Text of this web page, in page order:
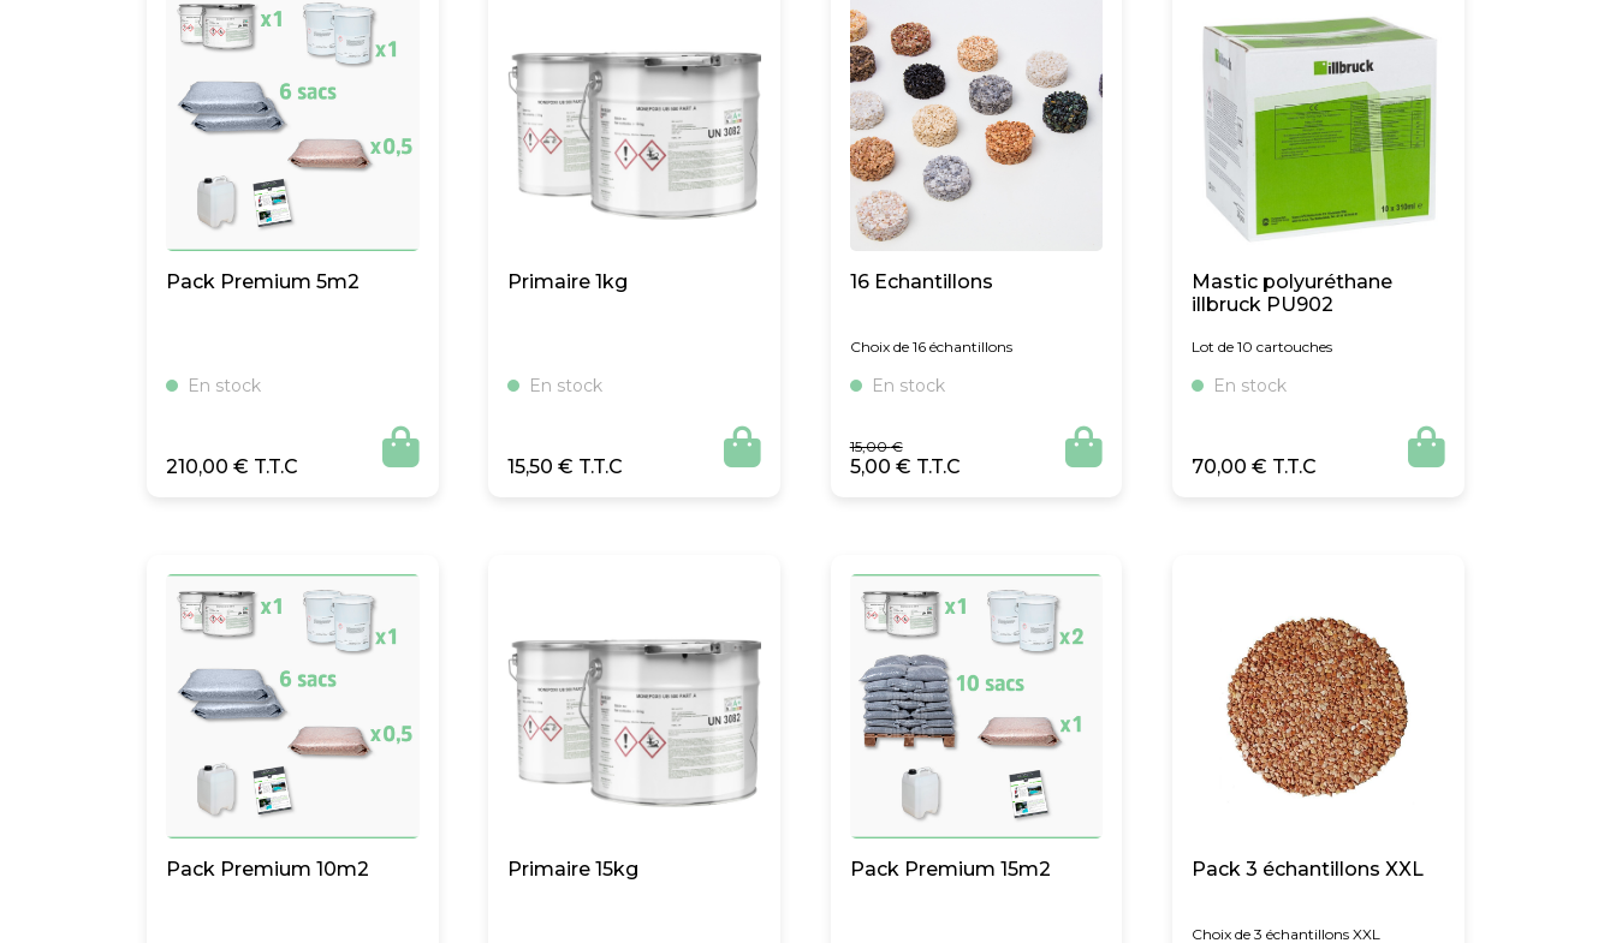
Pack Premium 5m2
En stock
210,00 € 
Primaire 1kg
En stock
15,50€ 
16 Echantillons
Choix de 16 échantillons
En stock
15,00€
prix
initial
5,00 €
prix
actuel

Mastic polyuréthane
illbruck PU902
Lot de 10 cartouches
En stock
70,00€ 
Pack Premium 10m2 Primaire 15kg Pack Premium 15m2 Pack 3 échantillons XXL
Choix de 3 échantillons XXL